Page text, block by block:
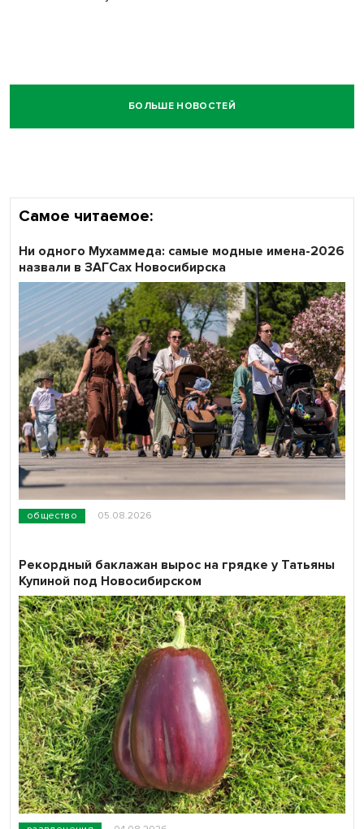
БОЛЬШЕ НОВОСТЕЙ
Самое читаемое:
общество 05.08.2026
Ни одного Мухаммеда: самые модные имена-2026
назвали в ЗАГСах Новосибирска
Рекордный баклажан вырос на грядке у Татьяны
Купиной под Новосибирском